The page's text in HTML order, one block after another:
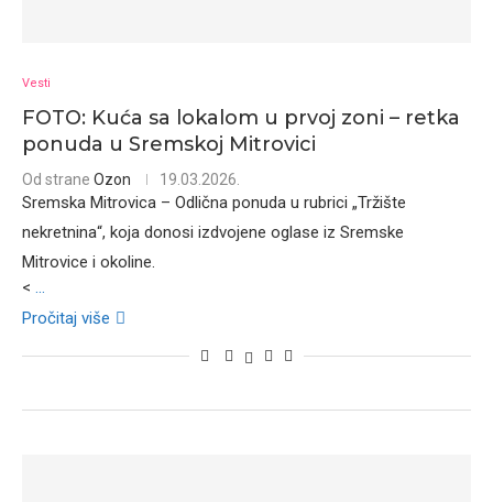
Vesti
FOTO: Kuća sa lokalom u prvoj zoni – retka
ponuda u Sremskoj Mitrovici
Od strane Ozon 19.03.2026.
Sremska Mitrovica – Odlična ponuda u rubrici „Tržište
nekretnina“, koja donosi izdvojene oglase iz Sremske
Mitrovice i okoline.
< ...
Pročitaj više